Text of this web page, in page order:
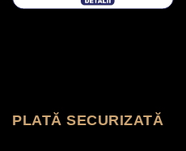
PLATĂ SECURIZATĂ